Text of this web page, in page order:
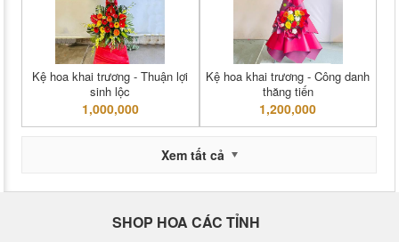
Kệ hoa khai trương - Thuận lợi
sinh lộc
1,000,000
Kệ hoa khai trương - Công danh
thăng tiến
1,200,000
Xem tất cả
SHOP HOA CÁC TỈNH